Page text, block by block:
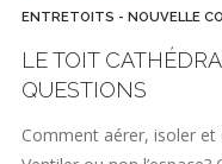
ENTRETOITS - NOUVELLE
LE TOIT
QUESTIONS
Comment aérer, isoler